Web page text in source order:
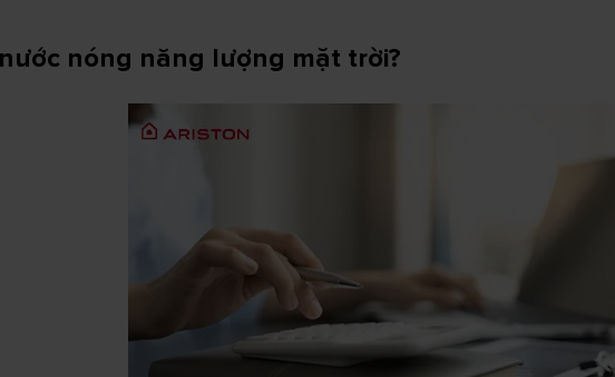
nóng năng lượng mặt trời?